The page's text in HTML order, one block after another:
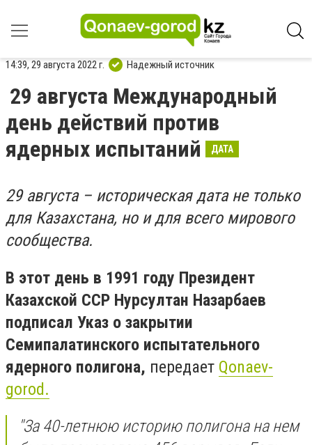
14:39, 29 августа 2022 г. Надежный источник
29 августа Международный
день действий против
ядерных испытаний
ДАТА
29 августа – историческая дата не только
для Казахстана, но и для всего мирового
сообщества.
В этот день в 1991 году Президент
Казахской ССР Нурсултан Назарбаев
подписал Указ о закрытии
Семипалатинского испытательного
ядерного полигона, передает Qonaev-
gorod.
"За 40-летнюю историю полигона на нем